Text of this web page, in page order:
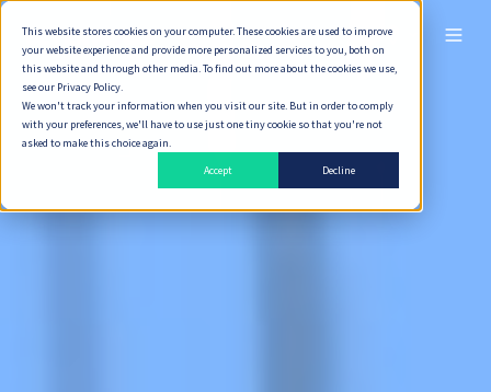
This website stores cookies on your computer. These cookies are used to improve
your website experience and provide more personalized services to you, both on
this website and through other media. To find out more about the cookies we use,
see our Privacy Policy.
We won't track your information when you visit our site. But in order to comply
with your preferences, we'll have to use just one tiny cookie so that you're not
asked to make this choice again.
Accept
Decline
ไทย